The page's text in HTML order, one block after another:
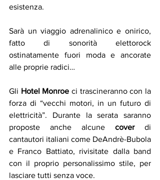
esistenza.
Sarà un viaggio adrenalinico e onirico,
fatto di sonorità elettorock
ostinatamente fuori moda e ancorate
alle proprie radici…
Gli Hotel Monroe ci trascineranno con la
forza di “vecchi motori, in un futuro di
elettricità”. Durante la serata saranno
proposte anche alcune cover di
cantautori italiani come DeAndrè-Bubola
e Franco Battiato, rivisitate dalla band
con il proprio personalissimo stile, per
lasciare tutti senza voce.